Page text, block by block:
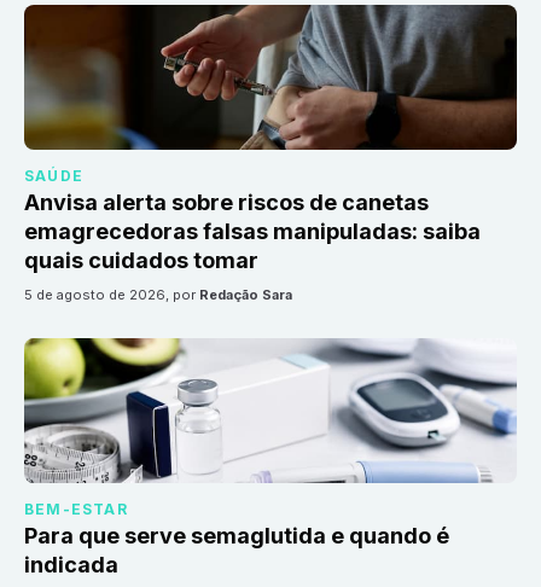
SAÚDE
Anvisa alerta sobre riscos de canetas
emagrecedoras falsas manipuladas: saiba
quais cuidados tomar
5 de agosto de 2026, por Redação Sara
BEM-ESTAR
Para que serve semaglutida e quando é
indicada